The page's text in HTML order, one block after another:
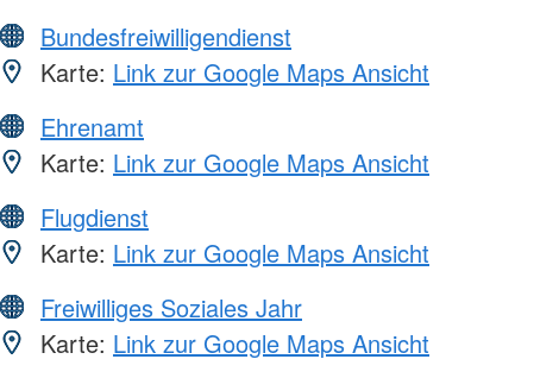
Bundesfreiwilligendienst
Karte: Link zur Google Maps Ansicht
Ehrenamt
Karte: Link zur Google Maps Ansicht
Flugdienst
Karte: Link zur Google Maps Ansicht
Freiwilliges Soziales Jahr
Karte: Link zur Google Maps Ansicht